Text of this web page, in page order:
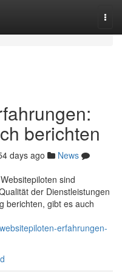
berichten
days ago
News
sind
der Dienstleistungen
berichten, gibt es auch
erfahrungen-